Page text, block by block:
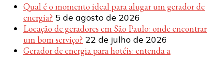
Qual é o momento ideal para alugar um gerador de
energia? 5 de agosto de 2026
Locação de geradores em São Paulo: onde encontrar
um bom serviço? 22 de julho de 2026
Gerador de energia para hotéis: entenda a